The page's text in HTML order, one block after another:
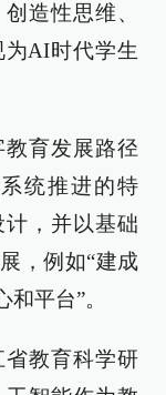
造性思维、
AI时代学生
育发展路径
统推进的特
，并以基础
，例如“建成
平台”。
教育科学研